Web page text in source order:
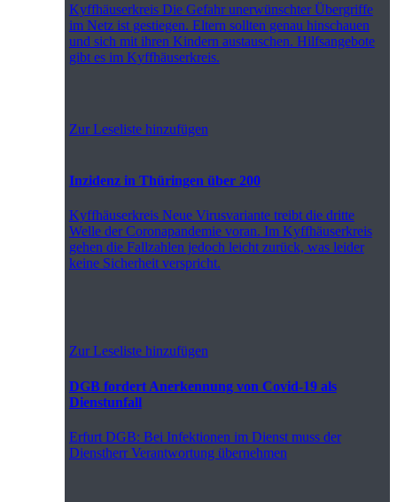
KyffhäuserkreisDie Gefahr unerwünschter Übergriffe
im Netz ist gestiegen. Eltern sollten genau hinschauen
und sich mit ihren Kindern austauschen. Hilfsangebote
gibt es im Kyffhäuserkreis.
Zur Leseliste hinzufügen
Inzidenz in Thüringen über 200
KyffhäuserkreisNeue Virusvariante treibt die dritte
Welle der Coronapandemie voran. Im Kyffhäuserkreis
gehen die Fallzahlen jedoch leicht zurück, was leider
keine Sicherheit verspricht.
Zur Leseliste hinzufügen
DGB fordert Anerkennung von Covid-19 als
Dienstunfall
ErfurtDGB: Bei Infektionen im Dienst muss der
Dienstherr Verantwortung übernehmen